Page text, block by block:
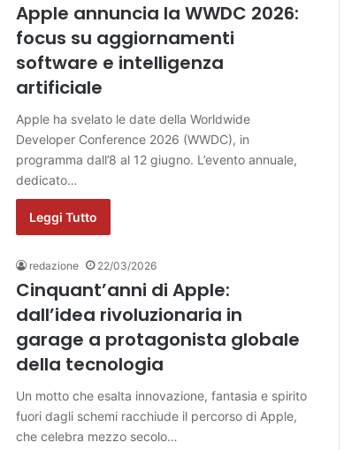
Apple annuncia la WWDC 2026:
focus su aggiornamenti
software e intelligenza
artificiale
Apple ha svelato le date della Worldwide
Developer Conference 2026 (WWDC), in
programma dall’8 al 12 giugno. L’evento annuale,
dedicato…
Leggi Tutto
redazione 22/03/2026
Cinquant’anni di Apple:
dall’idea rivoluzionaria in
garage a protagonista globale
della tecnologia
Un motto che esalta innovazione, fantasia e spirito
fuori dagli schemi racchiude il percorso di Apple,
che celebra mezzo secolo…